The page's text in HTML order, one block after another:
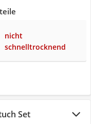
nicht
schnelltrocknend
Set